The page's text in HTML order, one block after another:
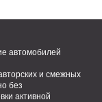
автомобилей
и смежных
без
активной